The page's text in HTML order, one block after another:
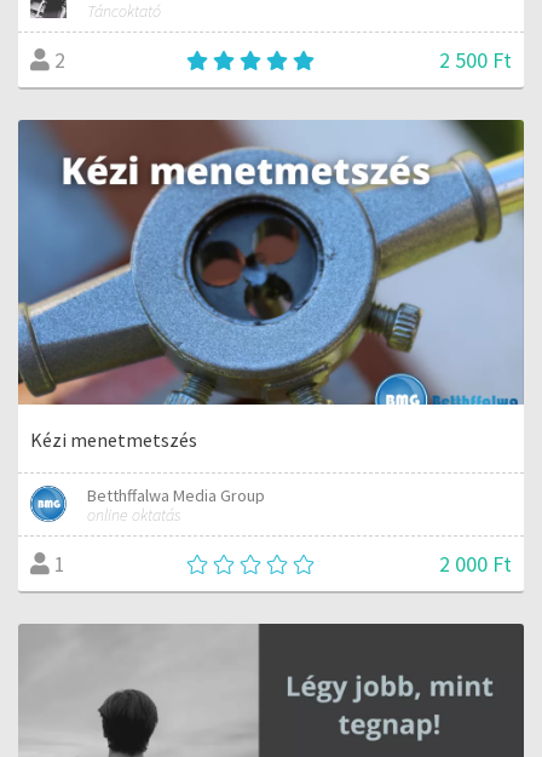
Táncoktató
2 2 500 Ft
Kézi menetmetszés
Betthffalwa Media Group
online oktatás
1 2 000 Ft